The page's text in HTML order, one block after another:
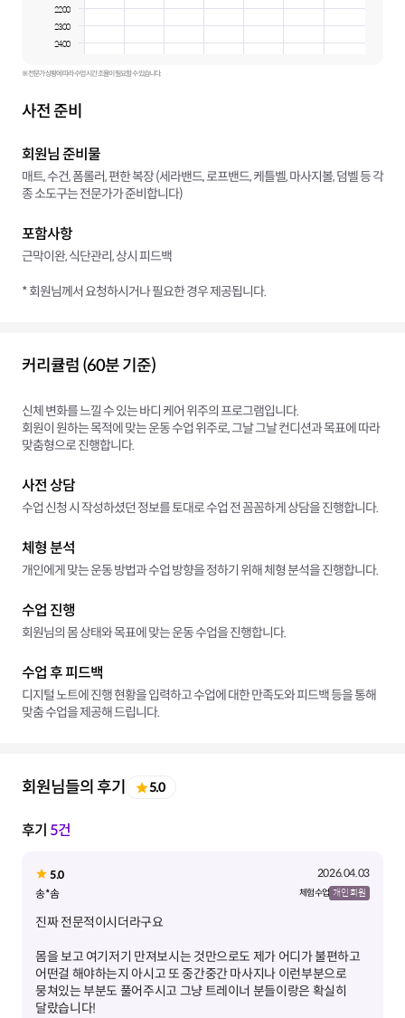
22:00
23:00
24:00
※ 전문가 상황에 따라 수업 시간 조율이 필요할 수 있습니다.
사전 준비
회원님 준비물
매트, 수건, 폼롤러, 편한 복장 (세라밴드, 로프밴드, 케틀벨, 마사지볼, 덤벨 등 각
종 소도구는 전문가가 준비합니다)
포함사항
근막이완, 식단관리, 상시 피드백
* 회원님께서 요청하시거나 필요한 경우 제공됩니다.
커리큘럼 (60분 기준)
신체 변화를 느낄 수 있는 바디 케어 위주의 프로그램입니다.
회원이 원하는 목적에 맞는 운동 수업 위주로, 그날 그날 컨디션과 목표에 따라
맞춤형으로 진행합니다.
사전 상담
수업 신청 시 작성하셨던 정보를 토대로 수업 전 꼼꼼하게 상담을 진행합니다.
체형 분석
개인에게 맞는 운동 방법과 수업 방향을 정하기 위해 체형 분석을 진행합니다.
수업 진행
회원님의 몸 상태와 목표에 맞는 운동 수업을 진행합니다.
수업 후 피드백
디지털 노트에 진행 현황을 입력하고 수업에 대한 만족도와 피드백 등을 통해
맞춤 수업을 제공해 드립니다.
회원님들의 후기 5.0
후기 5건
5.0
2026.04.03
송*솜
체험 수업 개인 회원
몸을 보고 여기저기 만져보시는 것만으로도 제가 어디가 불편하고
어떤걸 해야하는지 아시고 또 중간중간 마사지나 이런부분으로
뭉쳐있는 부분도 풀어주시고 그냥 트레이너 분들이랑은 확실히
달랐습니다!